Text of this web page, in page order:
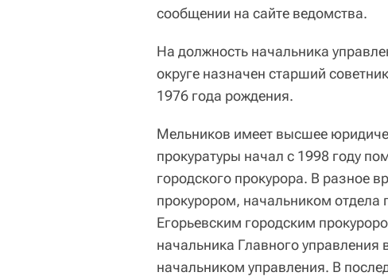
сообщении на сайте ведомства.
На должность начальника
округе назначен старший
1976 года рождения.
Мельников имеет высшее
прокуратуры начал с 1998 году
городского прокурора. В разное
прокурором, начальником отдела
Егорьевским городским
начальника Главного
начальником управления. В